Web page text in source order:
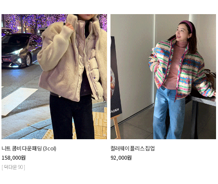
니트 콤비 다운 패딩 (3col)
158,000원
[ 덕다운 90 ]
컬러웨이 플리스 집업
92,000원